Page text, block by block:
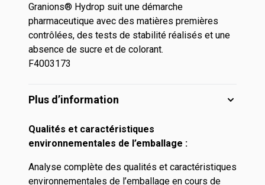
Granions® Hydrop suit une démarche
pharmaceutique avec des matières premières
contrôlées, des tests de stabilité réalisés et une
absence de sucre et de colorant.
F4003173
Plus d’information
Qualités et caractéristiques
environnementales de l’emballage :
Analyse complète des qualités et caractéristiques
environnementales de l’emballage en cours de